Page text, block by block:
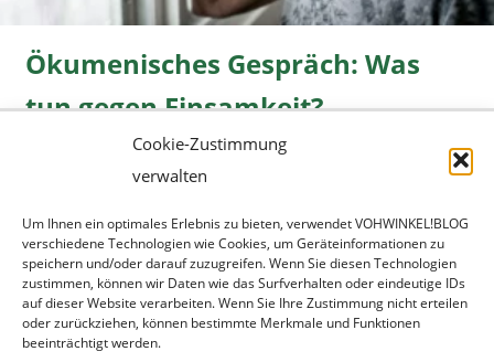
Cookie-Zustimmung
verwalten
Um Ihnen ein optimales Erlebnis zu bieten, verwendet VOHWINKEL!BLOG
verschiedene Technologien wie Cookies, um Geräteinformationen zu
speichern und/oder darauf zuzugreifen. Wenn Sie diesen Technologien
zustimmen, können wir Daten wie das Surfverhalten oder eindeutige IDs
auf dieser Website verarbeiten. Wenn Sie Ihre Zustimmung nicht erteilen
oder zurückziehen, können bestimmte Merkmale und Funktionen
beeinträchtigt werden.
Ökumenisches Gespräch: Was
tun gegen Einsamkeit?
» mehr...